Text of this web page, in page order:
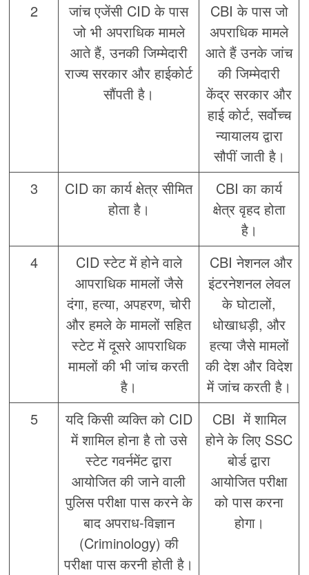
2
जांच एजेंसी CID के पास
जो भी अपराधिक मामले
आते हैं, उनकी जिम्मेदारी
राज्य सरकार और हाईकोर्ट
सौंपती है।
CBI के पास जो
अपराधिक मामले
आते हैं उनके जांच
की जिम्मेदारी
केंद्र सरकार और
हाई कोर्ट, सर्वोच्च
न्यायालय द्वारा
सौपीं जाती है।
3
CID का कार्य क्षेत्र सीमित
होता है।
CBI का कार्य
क्षेत्र वृहद होता
है।
4
CID स्टेट में होने वाले
आपराधिक मामलों जैसे
दंगा, हत्या, अपहरण, चोरी
और हमले के मामलों सहित
स्टेट में दूसरे आपराधिक
मामलों की भी जांच करती
है।
CBI नेशनल और
इंटरनेशनल लेवल
के घोटालों,
धोखाधड़ी, और
हत्या जैसे मामलों
की देश और विदेश
में जांच करती है।
5
यदि किसी व्यक्ति को CID
में शामिल होना है तो उसे
स्टेट गवर्नमेंट द्वारा
आयोजित की जाने वाली
पुलिस परीक्षा पास करने के
बाद अपराध-विज्ञान
(Criminology) की
परीक्षा पास करनी होती है।
CBI में शामिल
होने के लिए SSC
बोर्ड द्वारा
आयोजित परीक्षा
को पास करना
होगा।